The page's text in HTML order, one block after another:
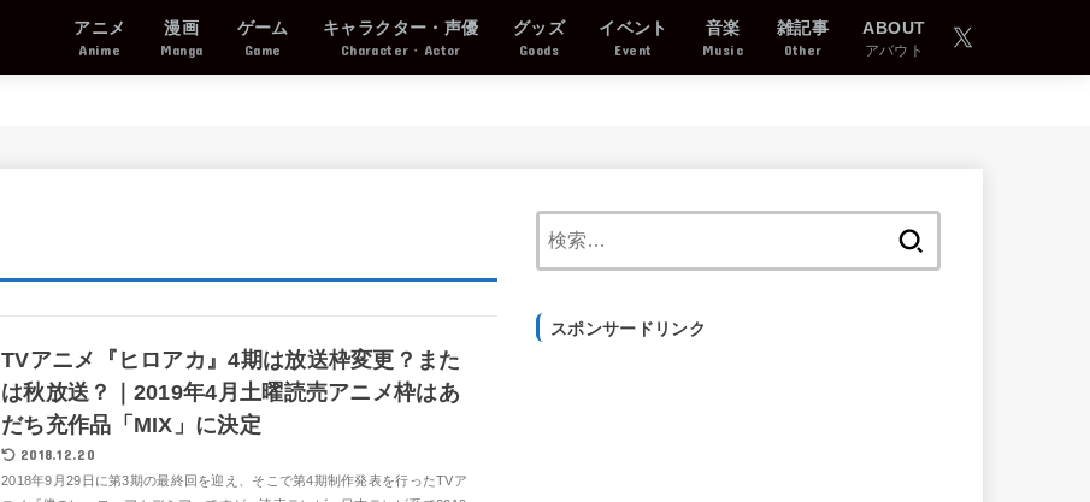
アニメ
Anime
漫画
Manga
ゲーム
Game
キャラクター・声優
Character・Actor
グッズ
Goods
イベント
Event
音楽
Music
雑記事
Other
ABOUT
アバウト
TVアニメ『ヒロアカ』4期は放送枠変更？また
は秋放送？｜2019年4月土曜読売アニメ枠はあ
だち充作品「MIX」に決定
2018.12.20
2018年9月29日に第3期の最終回を迎え、そこで第4期制作発表を行ったTVア
スポンサードリンク